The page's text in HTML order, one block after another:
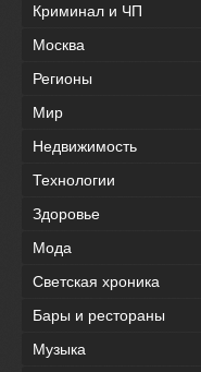
Криминал и ЧП
Москва
Регионы
Мир
Недвижимость
Технологии
Здоровье
Мода
Светская хроника
Бары и рестораны
Музыка